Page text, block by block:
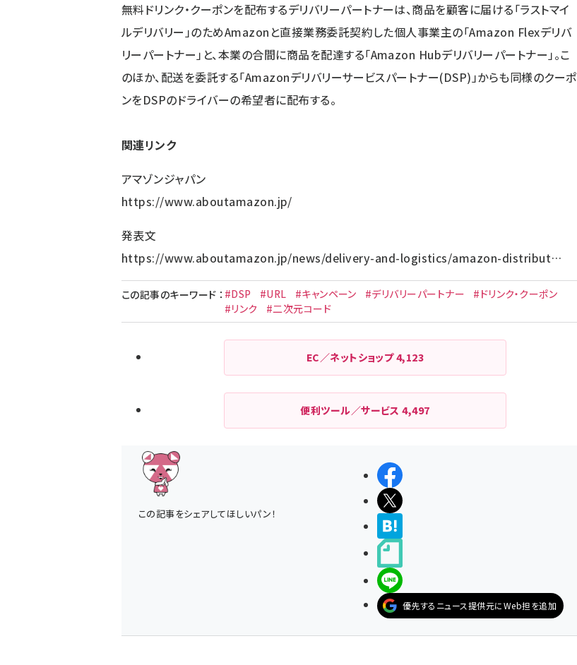
無料ドリンク・クーポンを配布するデリバリーパートナーは、商品を顧客に届ける「ラストマイ
ルデリバリー」のためAmazonと直接業務委託契約した個人事業主の「Amazon Flexデリバ
リーパートナー」と、本業の合間に商品を配達する「Amazon Hubデリバリーパートナー」。こ
のほか、配送を委託する「Amazonデリバリーサービスパートナー(DSP)」からも同様のクーポ
ンをDSPのドライバーの希望者に配布する。
関連リンク
アマゾンジャパン
https://www.aboutamazon.jp/
発表文
https://www.aboutamazon.jp/news/delivery-and-logistics/amazon-distribut…
この記事のキーワード ： #DSP #URL #キャンペーン #デリバリーパートナー
#ドリンク・クーポン
#リンク
#二次元コード
EC／ネットショップ4,123
便利ツール／サービス4,497
この記事をシェアしてほしいパン！
シェアする
ポストする
LINEで送る
優先するニュース提供元にWeb担を追加